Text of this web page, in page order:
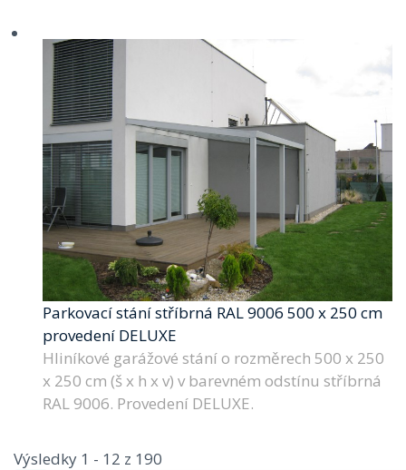
Parkovací stání stříbrná RAL 9006 500 x 250 cm
provedení DELUXE
Hliníkové garážové stání o rozměrech 500 x 250
x 250 cm (š x h x v) v barevném odstínu stříbrná
RAL 9006. Provedení DELUXE.
Výsledky 1 - 12 z 190